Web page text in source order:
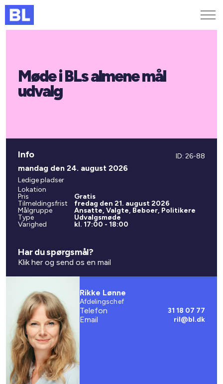
Find medarbejder
Kurser og arrangementer
Jobportalen
Møde i BLs almene mål
udvalg
Info ID: 26-88
mandag den 24. august 2026
Ledige pladser
Lokation
Pris
Gratis
Tilmeldingsfrist
fredag den 21. august 2026
Målgruppe
Ansatte, Valgte, Beboer, Politikere
Type
Udvalgsmøde
Varighed
kl. 17:00 - 18:00
Har du spørgsmål?
Klik her og send os en mail
Rikke Lønne
Afdelingschef
Telefon 31 18 07 77
Email ril@bl.dk